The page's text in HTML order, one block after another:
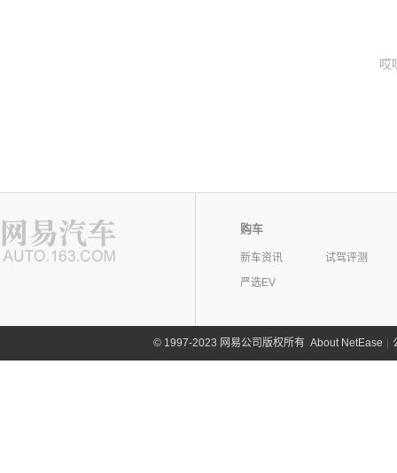
哎
购车
新车资讯
试驾评测
严选EV
©1997-2023 网易公司版权所有 About NetEase